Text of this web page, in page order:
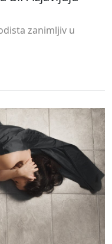
zanimljiv u